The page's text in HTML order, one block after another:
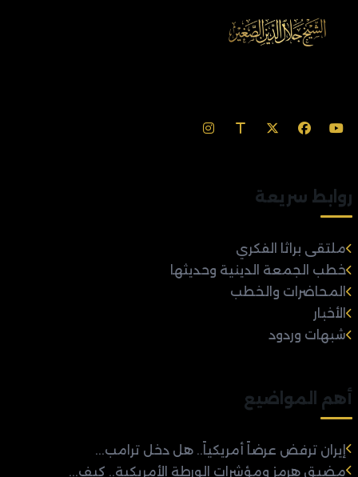
روابط سريعة
ملتقى براثا الفكري
خطب الجمعة الدينية وحديثها
المحاضرات والخطب
الأخبار
شبهات وردود
أهم المواضيع
إيران ترفض عرضاً أمريكياً.. هل دخل ترامب...
مضيق هرمز ومؤشرات الورطة الأمريكية.. كيف...